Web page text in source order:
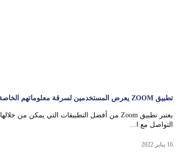
تطبيق ZOOM يعرض المستخدمين لسرقة معلوماتهم الخاصة
يعتبر تطبيق Zoom من أفضل التطبيقات التي يمكن من خلالها
التواصل مع ا...
16 يناير 2022